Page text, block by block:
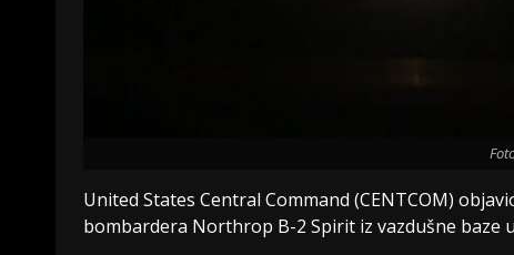
United States Central Command (CENTCOM)
bombardera Northrop B-2 Spirit iz vazdušne baze